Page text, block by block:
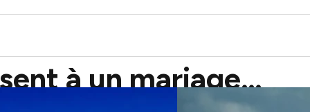
à un mariage…